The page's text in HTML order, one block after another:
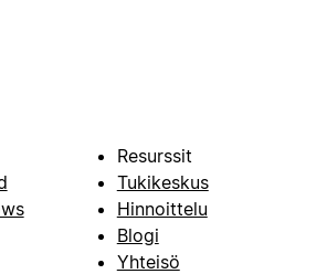
Resurssit
Tukikeskus
Hinnoittelu
Blogi
Yhteisö